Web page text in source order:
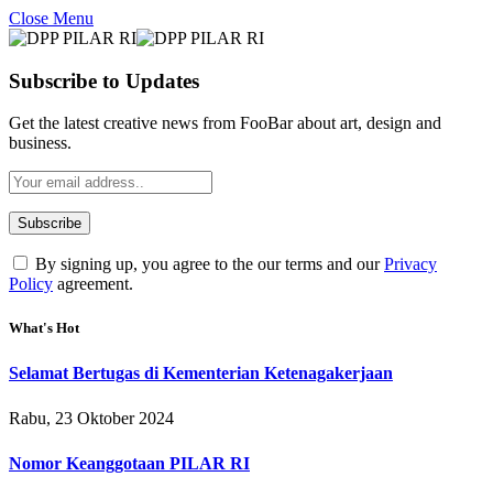
Close Menu
Subscribe to Updates
Get the latest creative news from FooBar about art, design and
business.
By signing up, you agree to the our terms and ourPrivacy
Policy agreement.
What's Hot
Selamat Bertugas di Kementerian Ketenagakerjaan
Rabu, 23 Oktober 2024
Nomor Keanggotaan PILAR RI